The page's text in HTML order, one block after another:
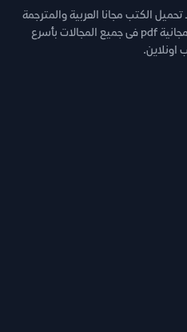
الكتب مجانا العربية والمترجمة
والروايات والقصص وغيرها من كتب مجانية pdf فى جميع المجالات بأسرع
اونلاين.